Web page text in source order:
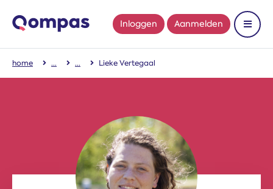
Inloggen Aanmelden
Toon
home Lieke Vertegaal